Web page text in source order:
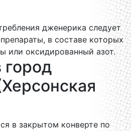
дженерика следует
в составе которых
или оксидированный азот.
город
в закрытом конверте по